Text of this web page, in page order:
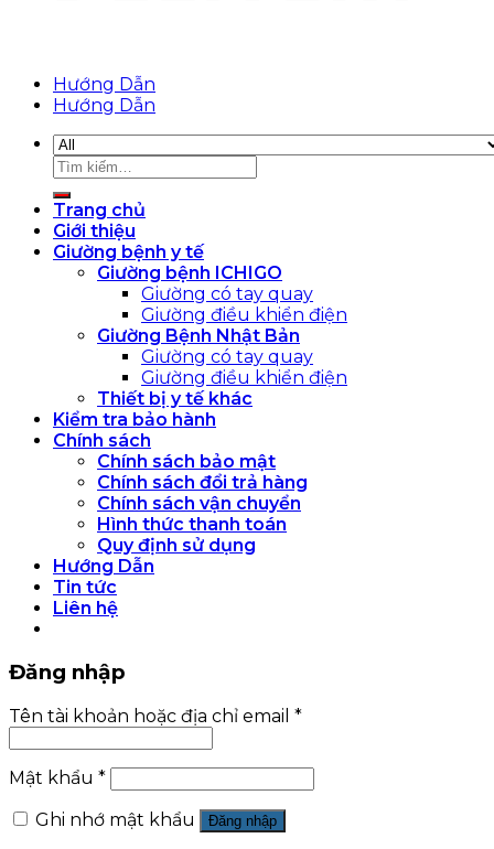
Hướng Dẫn
Hướng Dẫn
Tìm
kiếm:
Trang chủ
Giới thiệu
Giường bệnh y tế
Giường bệnh ICHIGO
Giường có tay quay
Giường điều khiển điện
Giường Bệnh Nhật Bản
Giường có tay quay
Giường điều khiển điện
Thiết bị y tế khác
Kiểm tra bảo hành
Chính sách
Chính sách bảo mật
Chính sách đổi trả hàng
Chính sách vận chuyển
Hình thức thanh toán
Quy định sử dụng
Hướng Dẫn
Tin tức
Liên hệ
Đăng nhập
Tên tài khoản hoặc địa chỉ email *
Mật khẩu *
Ghi nhớ mật khẩu
Đăng nhập